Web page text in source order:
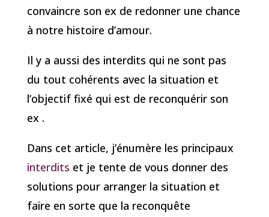
convaincre son ex de redonner une chance
à notre histoire d’amour.
Il y a aussi des interdits qui ne sont pas
du tout cohérents avec la situation et
l’objectif fixé qui est de reconquérir son
ex .
Dans cet article, j’énumère les principaux
interdits et je tente de vous donner des
solutions pour arranger la situation et
faire en sorte que la reconquête